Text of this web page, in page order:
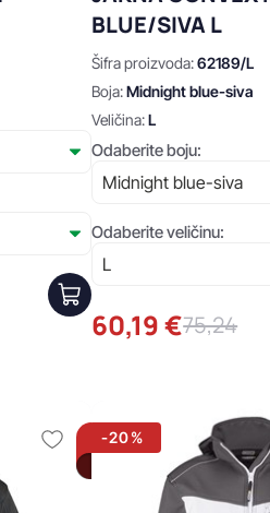
BLUE/SIVA L
Šifra proizvoda:62189/L
Boja:Midnight blue-siva
Veličina:L
Odaberite boju:
Odaberite veličinu:
60,19 €75,24
-20%